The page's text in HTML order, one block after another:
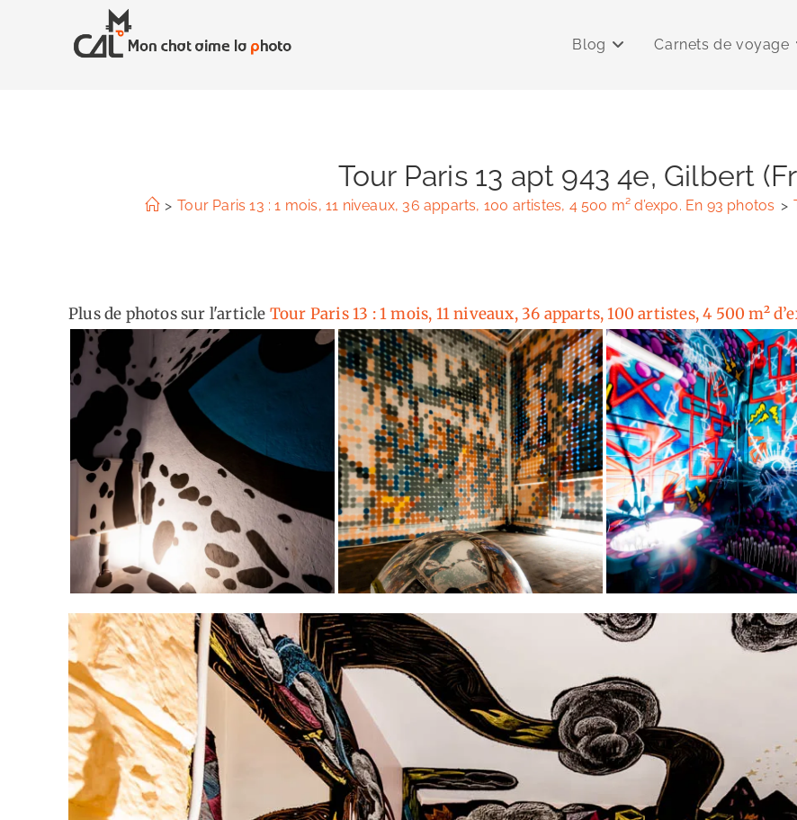
Blog Carnets de voyage
Tour Paris 13 apt 943 4e, Gilbert
> Tour Paris 13 : 1 mois, 11 niveaux, 36 apparts, 100 artistes, 4 500 m² d’expo. En 93 photos >
Plus de photos sur l'article Tour Paris 13 : 1 mois, 11 niveaux, 36 apparts, 100 artistes, 4 500 m²